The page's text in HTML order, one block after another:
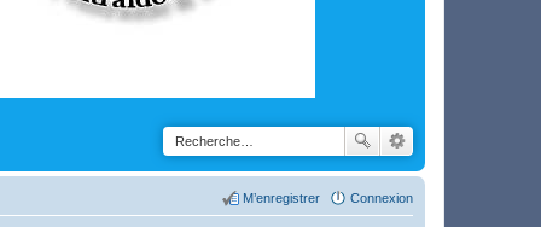
Connexion
M’enregistrer